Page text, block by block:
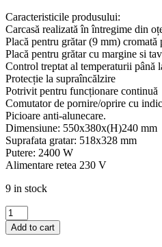
Caracteristicile produsului:
Carcasă realizată în întregime din
Placă pentru grătar (9 mm) cromată
Placă pentru grătar cu margine si
Control treptat al temperaturii până
Protecție la supraîncălzire
Potrivit pentru funcționare continuă
Comutator de pornire/oprire cu
Picioare anti-alunecare.
Dimensiune: 550x380x(H)240 mm
Suprafata gratar: 518x328 mm
Putere: 2400 W
Alimentare retea 230 V
9 in stock
Gratar
electric
HENDI
Add to cart